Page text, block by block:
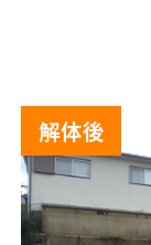
解体後